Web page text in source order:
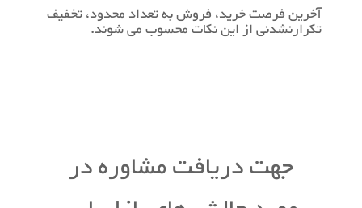
آخرین فرصت خرید، فروش به تعداد محدود، تخفیف
تکرارنشدنی از این نکات محسوب می شوند.
جهت دریافت مشاوره در